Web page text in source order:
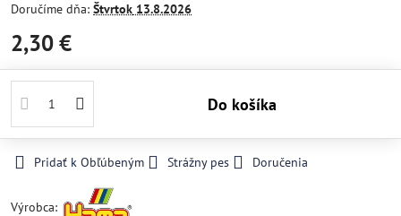
Doručíme dňa: Štvrtok 13.8.2026
2,30 €
Do košíka
Pridať k Obľúbeným Strážny pes Doručenia
Výrobca: